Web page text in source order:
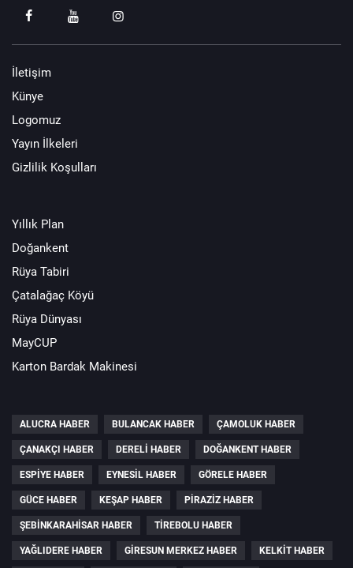
İletişim
Künye
Logomuz
Yayın İlkeleri
Gizlilik Koşulları
Yıllık Plan
Doğankent
Rüya Tabiri
Çatalağaç Köyü
Rüya Dünyası
MayCUP
Karton Bardak Makinesi
ALUCRA HABER BULANCAK HABER ÇAMOLUK HABER
ÇANAKÇI HABER DERELI HABER DOĞANKENT HABER
ESPIYE HABER EYNESIL HABER GÖRELE HABER
GÜCE HABER KEŞAP HABER PIRAZIZ HABER
ŞEBINKARAHISAR HABER TIREBOLU HABER
YAĞLIDERE HABER GIRESUN MERKEZ HABER KELKIT HABER